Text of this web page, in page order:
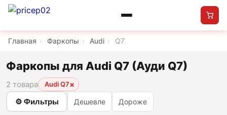
Главная › Фаркопы › Audi › Q7
Фаркопы для Audi Q7 (Ауди Q7)
2 товара Audi Q7×
⚙ Фильтры Дешевле Дороже